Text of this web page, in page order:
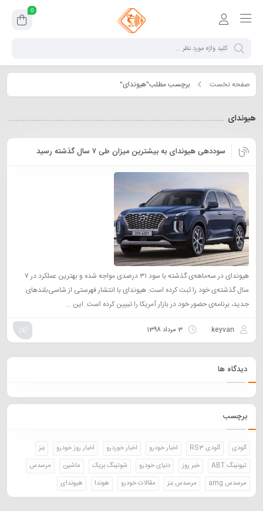
0
صفحه نخست برچسب مطلب"هیوندای"
هیوندای
سوددهی هیوندای به بیشترین میزان طی ۷ سال گذشته رسید
هیوندای در سه‌ماهه‌ی گذشته با سود ۳۱ درصدی مواجه شده و بهترین عملکرد در ۷
سال گذشته‌ی خود را ثبت کرده است. هیوندای با انتشار فهرستی از شاسی‌بلند‌های
جدید، برنامه‌ی حضور خود در بازار آمریکا را تبیین کرده است. این ...
keyvan 3 مرداد 1398
دیدگاه ها
برچسب
آئودی آئودی RS3 اخبار خودرو اخبار خوردرو اخبار روز خودرو
بنز
تیونینگ ABT
خبر روز دنیای خودرو شوتینگ بریک ماشین
مرسدس
مرسدس amg
مرسدس بنز مقالات خودرو هوندا هیوندای